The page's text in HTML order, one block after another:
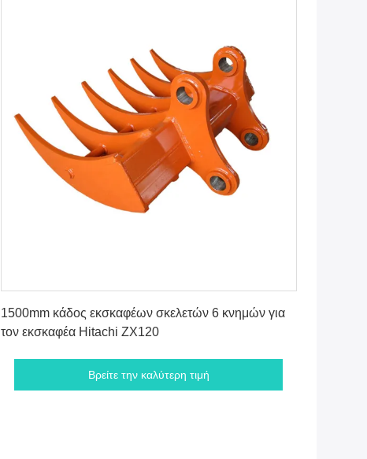
1500mm κάδος εκσκαφέων σκελετών 6 κνημών για
τον εκσκαφέα Hitachi ZX120
Βρείτε την καλύτερη τιμή